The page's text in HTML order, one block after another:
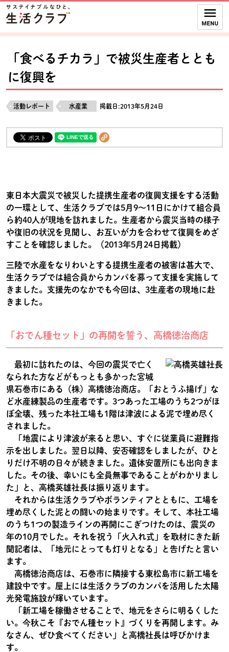
ページの先頭です。
本文へジャンプする。
ここからサイト内共通メニューです。
サイト内共通メニューをスキップする
サイト内共通メニューここまで。
「食べるチカラ」で被災生産者ととも
に復興を
活動レポート 水産業 掲載日:2013年5月24日
東日本大震災で被災した提携生産者の復興支援をする活動
の一環として、生活クラブでは5月9～11日にかけて組合員
ら約40人が現地を訪れました。生産者から震災当時の様子
や復旧の状況を見聞し、お互いが力を合わせて復興をめざ
すことを確認しました。（2013年5月24日掲載）
三陸で水産をなりわいとする提携生産者の被害は甚大で、
生活クラブでは組合員からカンパを募って支援を実施して
きました。支援先のなかでも今回は、3生産者の現地に赴
きました。
「おでん種セット」の再開を誓う、高橋徳治商店
最初に訪れたのは、今回の震災で亡く
なられた方などがもっとも多かった宮城
県石巻市にある（株）高橋徳治商店。「おとうふ揚げ」な
ど水産練製品の生産者です。3つあった工場のうち2つがほ
ぼ全壊、残った本社工場も1階は津波による泥で埋め尽く
されました。
「地震により津波が来ると思い、すぐに従業員に避難指
示を出しました。翌日以降、安否確認をしましたが、ひと
りだけ不明の日々が続きました。遺体安置所にも出向きま
した。その後、幸いにも全員無事であることがわかりまし
た」と、高橋英雄社長は振り返ります。
それからは生活クラブやボランティアとともに、工場を
埋め尽くした泥との闘いの始まりです。そして、本社工場
のうち1つの製造ラインの再開にこぎつけたのは、震災の
年の10月でした。それを祝う「火入れ式」を取材にきた新
聞記者は、「地元にとっても灯りとなる」と告げたと言い
ます。
高橋徳治商店は、石巻市に隣接する東松島市に新工場を
建設中です。屋上には生活クラブのカンパを活用した太陽
光発電施設が輝いています。
「新工場を稼働させることで、地元をさらに明るくした
い。今秋こそ『おでん種セット』づくりを再開します。み
なさん、ぜひ食べてください」と高橋社長は呼びかけま
す。